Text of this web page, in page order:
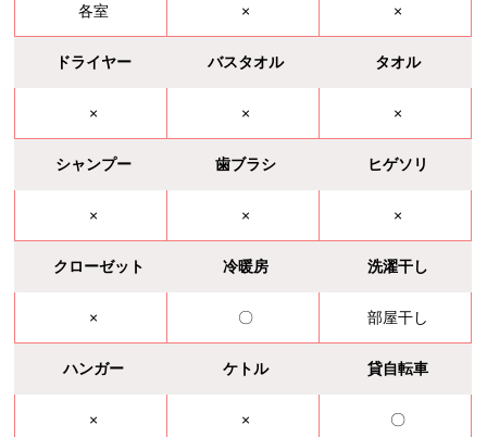
各室 × ×
ドライヤー バスタオル タオル
× × ×
シャンプー 歯ブラシ ヒゲソリ
× × ×
クローゼット 冷暖房 洗濯干し
× 〇 部屋干し
ハンガー ケトル 貸自転車
× × 〇